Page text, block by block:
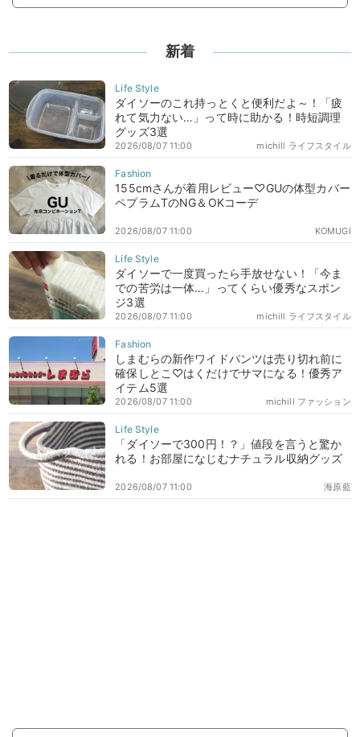
新着
ダイソーのこれ持っとくと便利だよ～！「疲
れて気力ない…」って時に助かる！時短調理
グッズ3選
michill ライフスタイル
2026/08/07 11:00
155cmさんが着用レビュー♡GUの体型カバー
ペプラムTのNG＆OKコーデ
KOMUGI
2026/08/07 11:00
ダイソーで一度買ったら手放せない！「今ま
での苦労は一体…」ってくらい優秀なスポン
ジ3選
michill ライフスタイル
2026/08/07 11:00
しまむらの新作ワイドパンツは売り切れ前に
確保しとこ♡はくだけでサマになる！優秀ア
イテム5選
michill ファッション
2026/08/07 11:00
「ダイソーで300円！？」値段を言うと驚か
れる！お部屋になじむナチュラル収納グッズ
海原藍
2026/08/07 11:00